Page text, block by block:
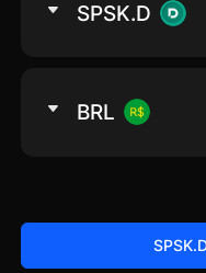
SPSK.D
BRL